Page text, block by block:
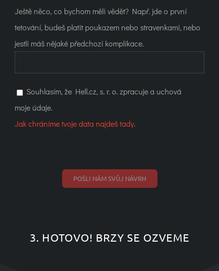
Ještě něco, co bychom měli vědět? Např. jde o první
tetování, budeš platit poukazem nebo stravenkami, nebo
jestli máš nějaké předchozí komplikace.
Souhlasím, že Hell.cz, s. r. o. zpracuje a uchová
moje údaje.
Jak chráníme tvoje data najdeš tady.
3. HOTOVO! BRZY SE OZVEME